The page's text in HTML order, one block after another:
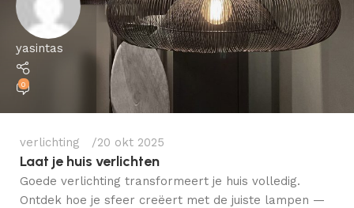
yasintas
0
verlichting 20 okt 2025
Laat je huis verlichten
Goede verlichting transformeert je huis volledig.
Ontdek hoe je sfeer creëert met de juiste lampen —